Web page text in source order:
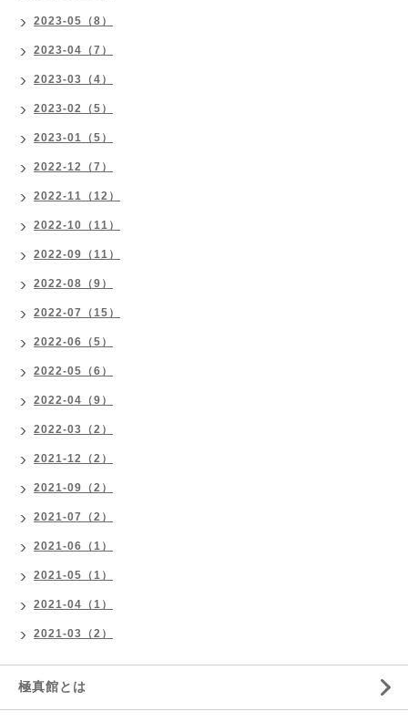
2023-05（8）
2023-04（7）
2023-03（4）
2023-02（5）
2023-01（5）
2022-12（7）
2022-11（12）
2022-10（11）
2022-09（11）
2022-08（9）
2022-07（15）
2022-06（5）
2022-05（6）
2022-04（9）
2022-03（2）
2021-12（2）
2021-09（2）
2021-07（2）
2021-06（1）
2021-05（1）
2021-04（1）
2021-03（2）
極真館とは